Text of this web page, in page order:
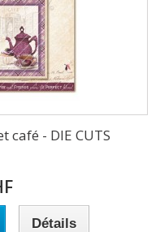
café - DIE CUTS
Détails